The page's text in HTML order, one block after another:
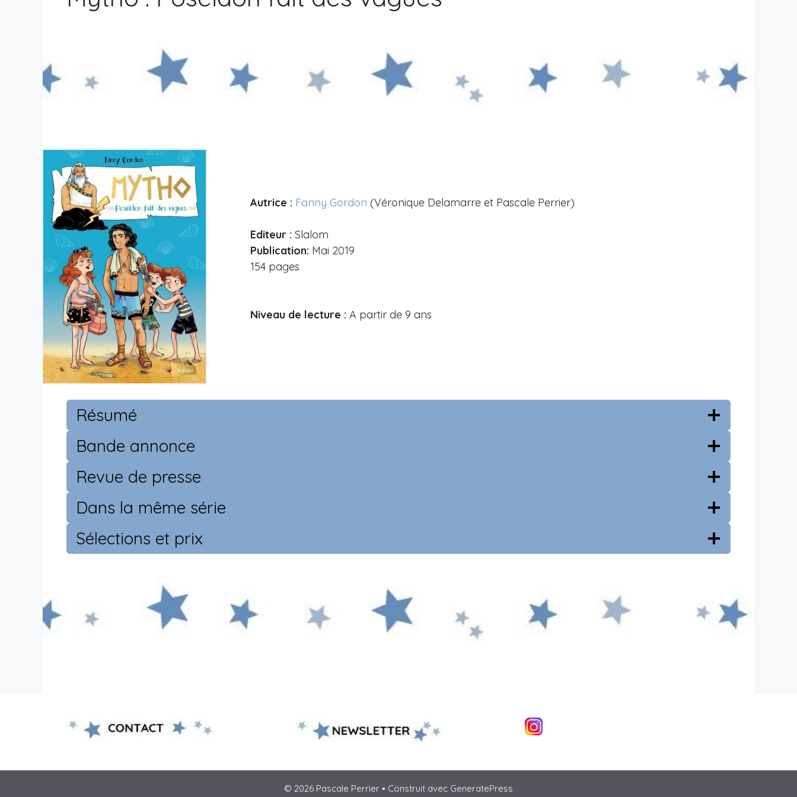
Autrice : Fanny Gordon (Véronique Delamarre et Pascale Perrier)
Editeur : Slalom
Publication: Mai 2019
154 pages
Niveau de lecture : A partir de 9 ans
Résumé
Bande annonce
Revue de presse
Dans la même série
Sélections et prix
© 2026 Pascale Perrier • Construit avec GeneratePress